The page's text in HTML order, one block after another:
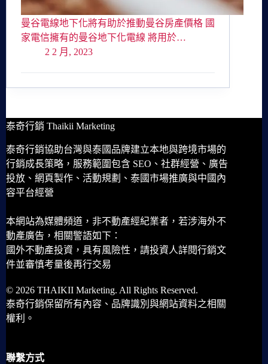
曼谷電線地下化將有助於推動曼谷房產價格 國
家電信擁有的曼谷地下化電線 將用於…
2 2 月, 2023
泰奇行銷 Thaikii Marketing
泰奇行銷協助台灣與泰國品牌建立本地與跨境市場的
行銷成長策略，服務範圍包含 SEO、社群經營、廣告
投放、網頁製作、活動規劃、泰國市場推廣與中國內
容平台經營
本網站為媒體頻道，非不動產經紀業者，若涉海外不
動產廣告，相關警語如下：
國外不動產投資，具有風險性，請投資人詳閱行銷文
件並審慎考量後再行交易
© 2026 THAIKII Marketing. All Rights Reserved.
泰奇行銷保留所有內容、品牌識別與網站資料之相關
權利。
聯繫方式